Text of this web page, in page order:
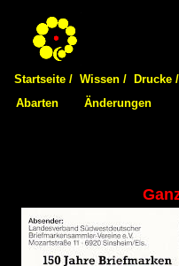
Startseite / Wissen /
Drucke /
Abarten
Änderungen